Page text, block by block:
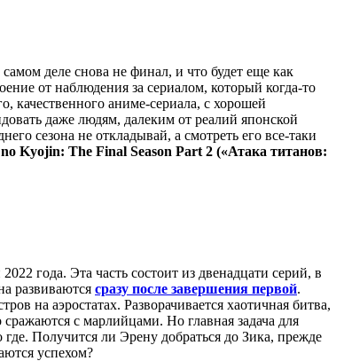
деле снова не финал, и что будет еще как
от наблюдения за сериалом, который когда-то
качественного аниме-сериала, с хорошей
даже людям, далеким от реалий японской
сезона не откладывай, а смотреть его все-таки
Kyojin: The Final Season Part 2 («Атака титанов:
года. Эта часть состоит из двенадцати серий, в
развиваются сразу после завершения первой.
на аэростатах. Разворачивается хаотичная битва,
с марлийцами. Но главная задача для
где. Получится ли Эрену добраться до Зика, прежде
успехом?